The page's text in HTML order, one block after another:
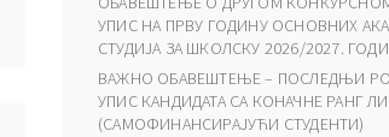
УПИС НА ПРВУ ГОДИНУ ОСНОВНИХ
СТУДИЈА ЗА ШКОЛСКУ 2026/2027.
ВАЖНО ОБАВЕШТЕЊЕ – ПОСЛЕДЊИ
УПИС КАНДИДАТА СА КОНАЧНЕ РАНГ
(САМОФИНАНСИРАЈУЋИ СТУДЕНТИ)